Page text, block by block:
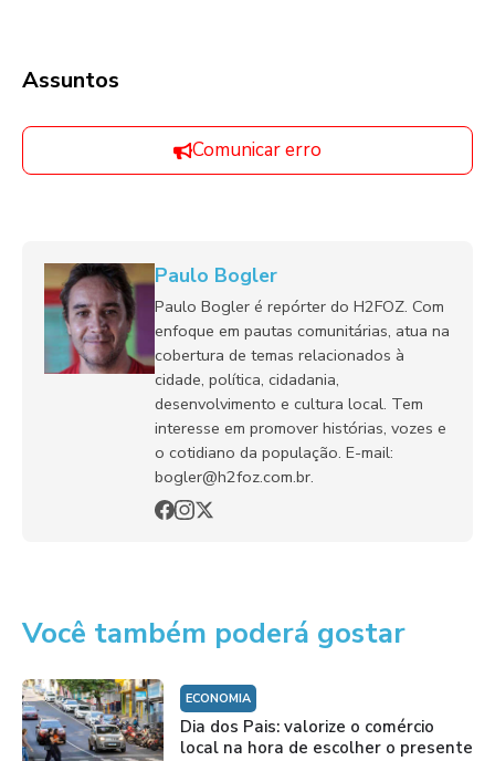
Assuntos
Comunicar erro
Paulo Bogler
Paulo Bogler é repórter do H2FOZ. Com
enfoque em pautas comunitárias, atua na
cobertura de temas relacionados à
cidade, política, cidadania,
desenvolvimento e cultura local. Tem
interesse em promover histórias, vozes e
o cotidiano da população. E-mail:
bogler@h2foz.com.br.
Você também poderá gostar
ECONOMIA
Dia dos Pais: valorize o comércio
local na hora de escolher o presente